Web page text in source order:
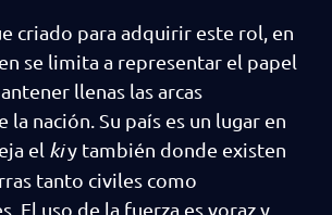
criado para adquirir este rol, en
se limita a representar el papel
llenas las arcas
la nación. Su país es un lugar en
el kiy también donde existen
tanto civiles como
El uso de la fuerza es voraz y